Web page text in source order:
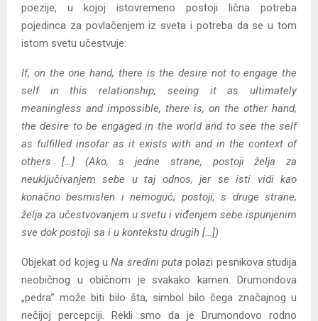
poezije, u kojoj istovremeno postoji lična potreba
pojedinca za povlačenjem iz sveta i potreba da se u tom
istom svetu učestvuje:
If, on the one hand, there is the desire not to engage the
self in this relationship, seeing it as ultimately
meaningless and impossible, there is, on the other hand,
the desire to be engaged in the world and to see the self
as fulfilled insofar as it exists with and in the context of
others […] (Ako, s jedne strane, postoji želja za
neuključivanjem sebe u taj odnos, jer se isti vidi kao
konačno besmislen i nemoguć, postoji, s druge strane,
želja za učestvovanjem u svetu i viđenjem sebe ispunjenim
sve dok postoji sa i u kontekstu drugih […])
Objekat od kojeg uNa sredini puta polazi pesnikova studija
neobičnog u običnom je svakako kamen. Drumondova
„pedra” može biti bilo šta, simbol bilo čega značajnog u
nečijoj percepciji. Rekli smo da je Drumondovo rodno